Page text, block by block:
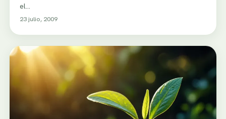
el…
23 julio, 2009